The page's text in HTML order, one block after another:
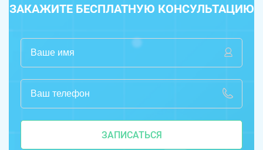
ЗАКАЖИТЕ БЕСПЛАТНУЮ КОНСУЛЬТАЦИЮ
ЗАПИСАТЬСЯ